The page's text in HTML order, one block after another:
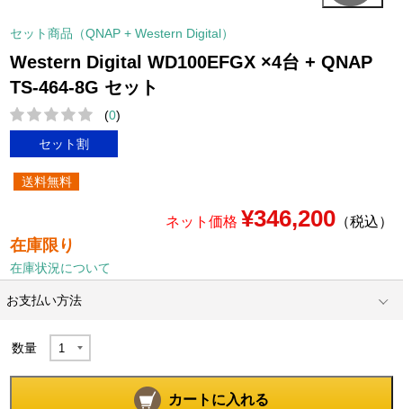
セット商品（QNAP + Western Digital）
Western Digital WD100EFGX ×4台 + QNAP
TS-464-8G セット
(0)
セット割
送料無料
ネット価格 ¥346,200（税込）
在庫限り
在庫状況について
お支払い方法
数量
カートに入れる